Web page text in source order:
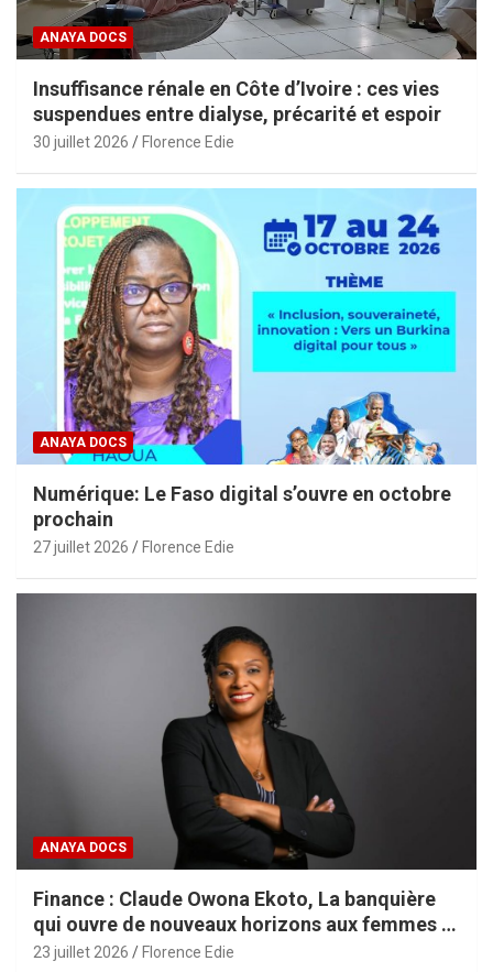
ANAYA DOCS
Insuffisance rénale en Côte d’Ivoire : ces vies
suspendues entre dialyse, précarité et espoir
30 juillet 2026 Florence Edie
ANAYA DOCS
Numérique: Le Faso digital s’ouvre en octobre
prochain
27 juillet 2026 Florence Edie
ANAYA DOCS
Finance : Claude Owona Ekoto, La banquière
qui ouvre de nouveaux horizons aux femmes et
aux PME africaines
23 juillet 2026 Florence Edie